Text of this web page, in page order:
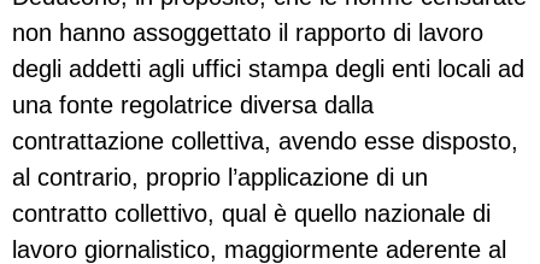
non hanno assoggettato il rapporto di lavoro
degli addetti agli uffici stampa degli enti locali ad
una fonte regolatrice diversa dalla
contrattazione collettiva, avendo esse disposto,
al contrario, proprio l’applicazione di un
contratto collettivo, qual è quello nazionale di
lavoro giornalistico, maggiormente aderente al